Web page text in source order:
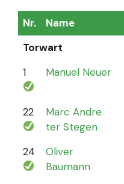
Nr. Name
Torwart
1
Manuel Neuer
22
Marc Andre
ter Stegen
24
Oliver
Baumann